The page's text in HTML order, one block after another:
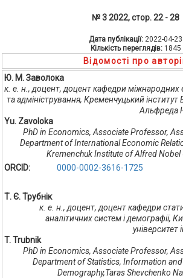
№ 3 2022, стор. 22 - 28
Дата публікації: 2022-04-23
Кількість переглядів: 1845
Відомості про
Ю. М. Заволока
к. е. н., доцент, доцент кафедри міжнародних
та адміністрування, Кременчуцький інститут
Альфреда
Yu. Zavoloka
PhD in Economics, Associate Professor,
Department of International Economic
Kremenchuk Institute of Alfred Nobel
ORCID:
0000-0002-3616-1725
Т. Є. Трубнік
к. е. н., доцент, доцент кафедри
аналітичних систем і демографії,
університет
T. Trubnik
PhD in Economics, Associate Professor,
Department of Statistics, Information
Demography,Taras Shevchenko